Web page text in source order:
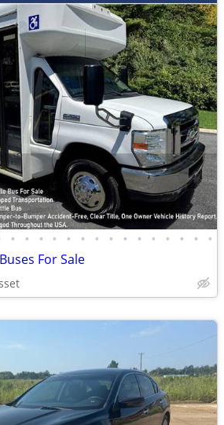
• • • • • • • • • • • • • • •
For Sale